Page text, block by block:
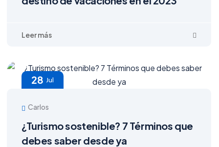
28 Jul
Carlos
¿Turismo sostenible? 7 Términos que
debes saber desde ya